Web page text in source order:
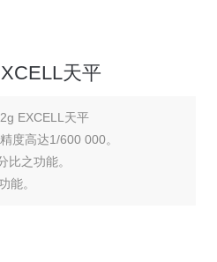
天平
EXCELL天平
度高达1/600 000。
比之功能。
能。
能。